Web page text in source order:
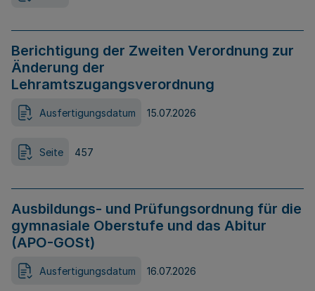
Berichtigung der Zweiten Verordnung zur
Änderung der
Lehramtszugangsverordnung
Ausfertigungsdatum 15.07.2026
Seite 457
Ausbildungs- und Prüfungsordnung für die
gymnasiale Oberstufe und das Abitur
(APO-GOSt)
Ausfertigungsdatum 16.07.2026